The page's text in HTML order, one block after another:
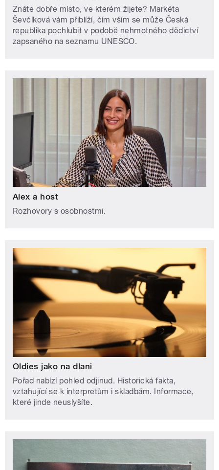
Znáte dobře místo, ve kterém žijete? Markéta
Ševčíková vám přiblíží, čím vším se může Česká
republika pochlubit v podobě nehmotného dědictví
zapsaného na seznamu UNESCO.
Alex a host
Rozhovory s osobnostmi.
Oldies jako na dlani
Pořad nabízí pohled odjinud. Historická fakta,
vztahující se k interpretům i skladbám. Informace,
které jinde neuslyšíte.